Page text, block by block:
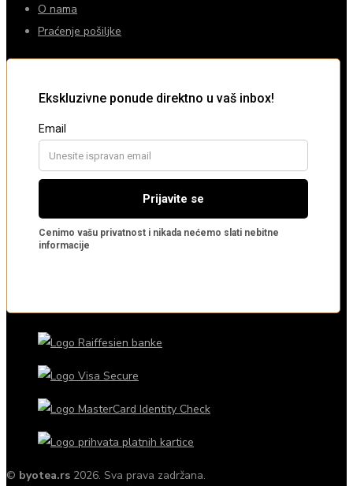
O nama
Praćenje pošiljke
© byotea.rs 2026. Sva prava zadržana.